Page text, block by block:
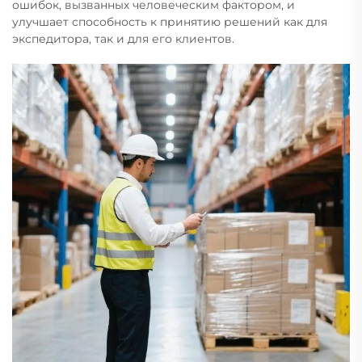
ошибок, вызванных человеческим фактором, и
улучшает способность к принятию решений как для
экспедитора, так и для его клиентов.